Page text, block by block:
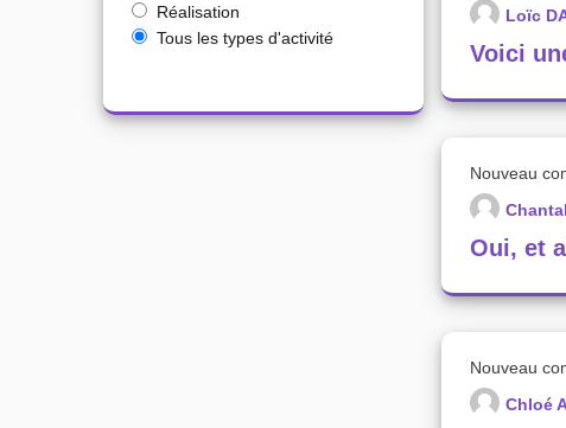
Réalisation
Tous les types d'activité
Loïc
Voici
Nouveau
Oui, et
Nouveau
Chloé